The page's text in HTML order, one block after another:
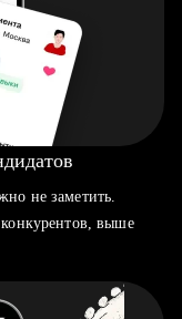
не заметить.
конкурентов, выше